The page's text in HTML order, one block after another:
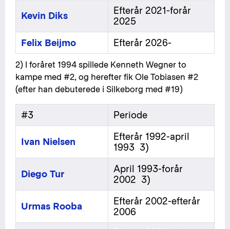
Kevin Diks
Efterår 2021-forår
2025
Felix Beijmo
Efterår 2026-
2) I foråret 1994 spillede Kenneth Wegner to
kampe med #2, og herefter fik Ole Tobiasen #2
(efter han debuterede i Silkeborg med #19)
#3 Periode
Ivan Nielsen
Efterår 1992-april
1993 3)
Diego Tur
April 1993-forår
2002 3)
Urmas Rooba
Efterår 2002-efterår
2006